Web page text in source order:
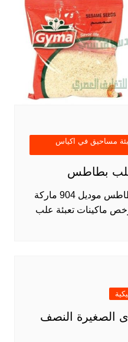
مساحيق في اكياس
علب بطاطس
ارخص ماكينات تعبئة علب بطاطس موديل 904 ماركة
ماكينات تعبئة علب
الصغيرة النصف